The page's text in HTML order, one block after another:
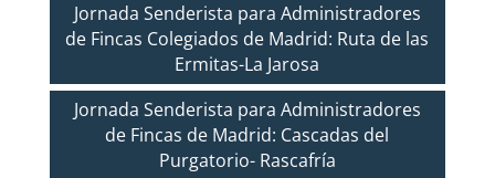
Jornada Senderista para Administradores
de Fincas Colegiados de Madrid: Ruta de las
Ermitas-La Jarosa
Jornada Senderista para Administradores
de Fincas de Madrid: Cascadas del
Purgatorio- Rascafría